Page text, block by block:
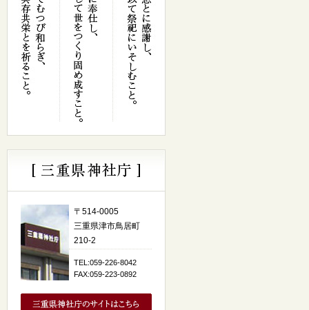
〒514-0005
三重県津市鳥居町
210-2
TEL:059-226-8042
FAX:059-223-0892